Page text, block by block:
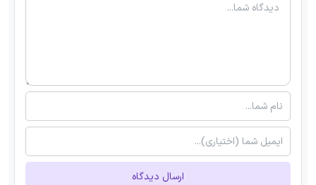
ارسال دیدگاه